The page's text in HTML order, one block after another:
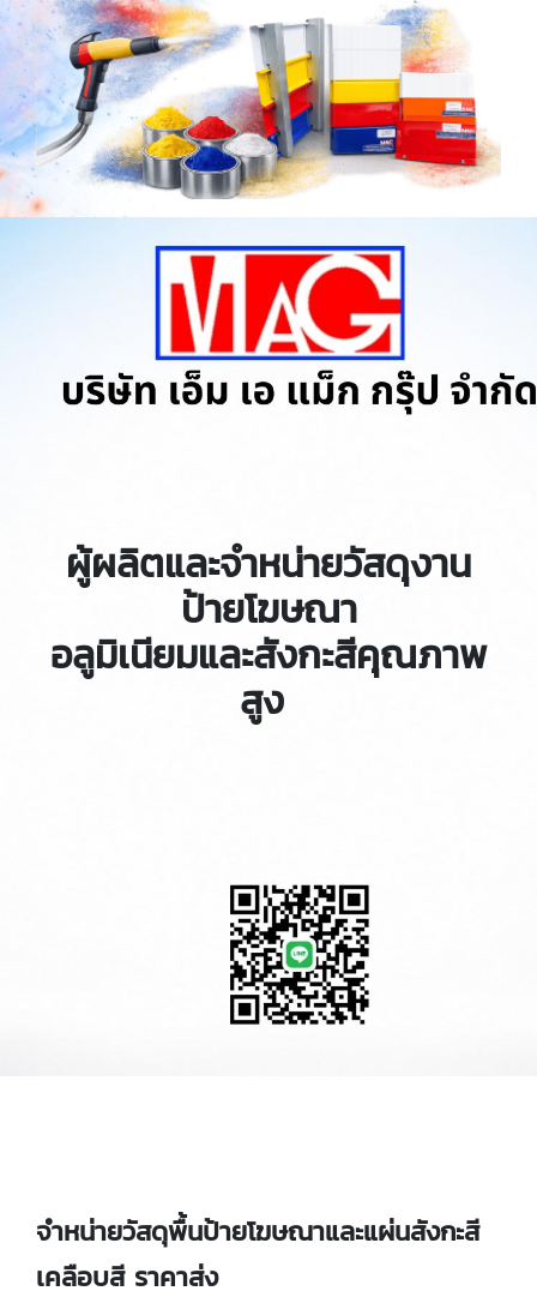
ผู้ผลิตและจำหน่ายวัสดุงาน
ป้ายโฆษณา
อลูมิเนียมและสังกะสีคุณภาพ
สูง
จำหน่ายวัสดุพื้นป้ายโฆษณาและแผ่นสังกะสี
เคลือบสี ราคาส่ง